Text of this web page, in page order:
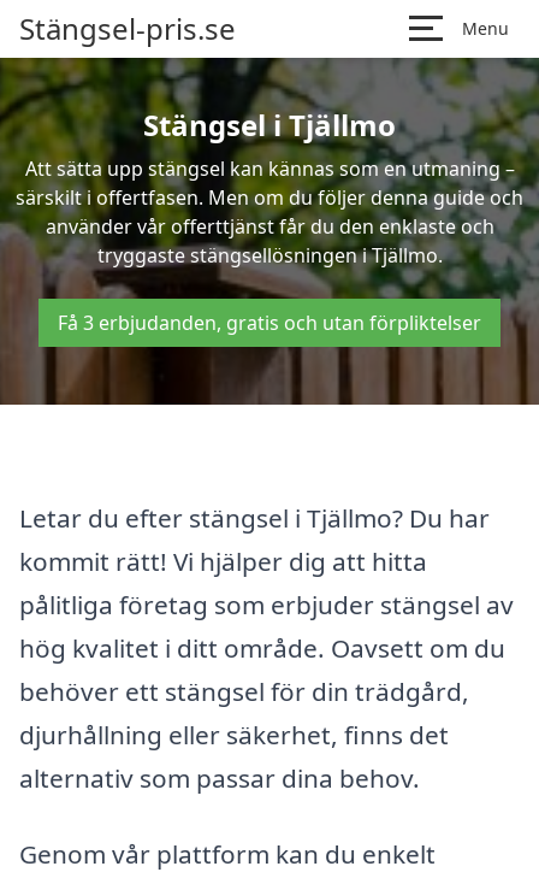
Stängsel-pris.se Menu
Stängsel i Tjällmo
Att sätta upp stängsel kan kännas som en utmaning –
särskilt i offertfasen. Men om du följer denna guide och
använder vår offerttjänst får du den enklaste och
tryggaste stängsellösningen i Tjällmo.
Få 3 erbjudanden, gratis och utan förpliktelser
Letar du efter stängsel i Tjällmo? Du har
kommit rätt! Vi hjälper dig att hitta
pålitliga företag som erbjuder stängsel av
hög kvalitet i ditt område. Oavsett om du
behöver ett stängsel för din trädgård,
djurhållning eller säkerhet, finns det
alternativ som passar dina behov.
Genom vår plattform kan du enkelt